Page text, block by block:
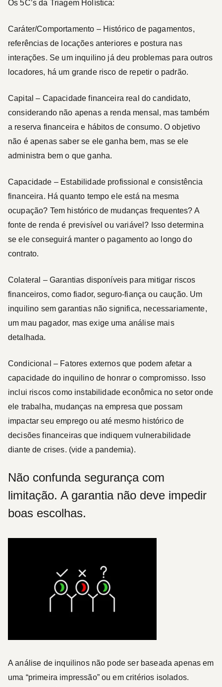
Os 5C’s da Triagem Holística:
Caráter/Comportamento – Histórico de pagamentos,
referências de locações anteriores e postura nas
interações. Se um inquilino já deu problemas para outros
locadores, há um grande risco de repetir o padrão.
Capital – Capacidade financeira real do candidato,
considerando não apenas a renda mensal , mas também
a reserva financeira e hábitos de consumo. O objetivo
não é apenas saber se ele ganha bem, mas se ele
administra bem o que ganha.
Capacidade – Estabilidade profissional e consistência
financeira. Há quanto tempo ele está na mesma
ocupação? Tem histórico de mudanças frequentes? A
fonte de renda é previsível ou variável? Isso determina
se ele conseguirá manter o pagamento ao longo do
contrato.
Colateral – Garantias disponíveis para mitigar riscos
financeiros, como fiador, seguro-fiança ou caução. Um
inquilino sem garantias não significa, necessariamente,
um mau pagador, mas exige uma análise mais
detalhada.
Condicional – Fatores externos que podem afetar a
capacidade do inquilino de honrar o compromisso. Isso
inclui riscos como instabilidade econômica no setor onde
ele trabalha, mudanças na empresa que possam
impactar seu emprego ou até mesmo histórico de
decisões financeiras que indiquem vulnerabilidade
diante de crises. (vide a pandemia).
Não confunda segurança com
limitação. A garantia não deve impedir
boas escolhas.
A análise de inquilinos não pode ser baseada apenas em
uma “primeira impressão” ou em critérios isolados.